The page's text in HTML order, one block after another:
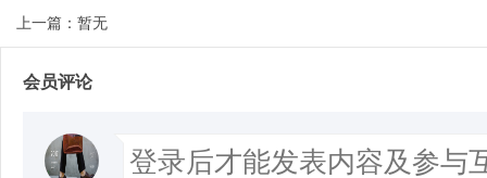
上一篇：暂无
会员评论